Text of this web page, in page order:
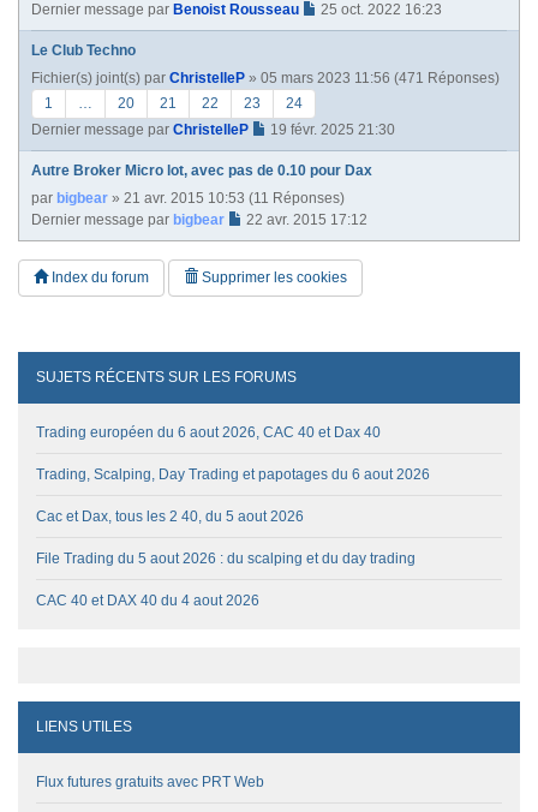
Dernier message par Benoist Rousseau 25 oct. 2022 16:23
Le Club Techno
Fichier(s) joint(s) par ChristelleP » 05 mars 2023 11:56 (471 Réponses)
1
… 20 21 22 23
24
Dernier message par ChristelleP 19 févr. 2025 21:30
Autre Broker Micro lot, avec pas de 0.10 pour Dax
par bigbear » 21 avr. 2015 10:53 (11 Réponses)
Dernier message par bigbear 22 avr. 2015 17:12
Index du forum Supprimer les cookies
SUJETS RÉCENTS SUR LES FORUMS
Trading européen du 6 aout 2026, CAC 40 et Dax 40
Trading, Scalping, Day Trading et papotages du 6 aout 2026
Cac et Dax, tous les 2 40, du 5 aout 2026
File Trading du 5 aout 2026 : du scalping et du day trading
CAC 40 et DAX 40 du 4 aout 2026
LIENS UTILES
Flux futures gratuits avec PRT Web